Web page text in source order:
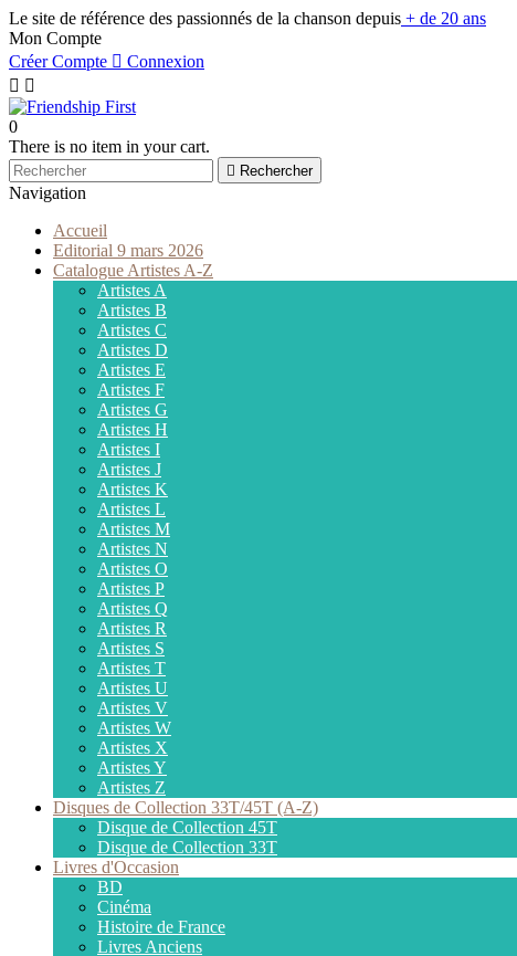
Le site de référence des passionnés de la chanson depuis + de 20 ans
Mon Compte
Créer Compte  Connexion
 
0
There is no item in your cart.
 Rechercher
Navigation
Accueil
Editorial 9 mars 2026
Catalogue Artistes A-Z
Artistes A
Artistes B
Artistes C
Artistes D
Artistes E
Artistes F
Artistes G
Artistes H
Artistes I
Artistes J
Artistes K
Artistes L
Artistes M
Artistes N
Artistes O
Artistes P
Artistes Q
Artistes R
Artistes S
Artistes T
Artistes U
Artistes V
Artistes W
Artistes X
Artistes Y
Artistes Z
Disques de Collection 33T/45T (A-Z)
Disque de Collection 45T
Disque de Collection 33T
Livres d'Occasion
BD
Cinéma
Histoire de France
Livres Anciens